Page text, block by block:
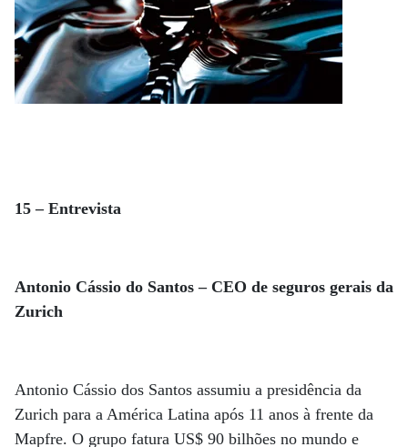
15 – Entrevista
Antonio Cássio do Santos – CEO de seguros gerais da
Zurich
Antonio Cássio dos Santos assumiu a presidência da
Zurich para a América Latina após 11 anos à frente da
Mapfre. O grupo fatura US$ 90 bilhões no mundo e